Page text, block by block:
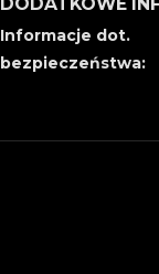
Informacje dot.
bezpieczeństwa: